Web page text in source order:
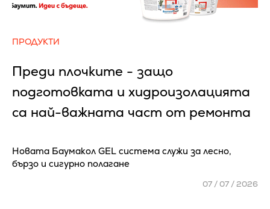
ПРОДУКТИ
Преди плочките - защо
подготовката и хидроизолацията
са най-важната част от ремонта
Новата Баумакол GEL система служи за лесно,
бързо и сигурно полагане
07 / 07 / 2026